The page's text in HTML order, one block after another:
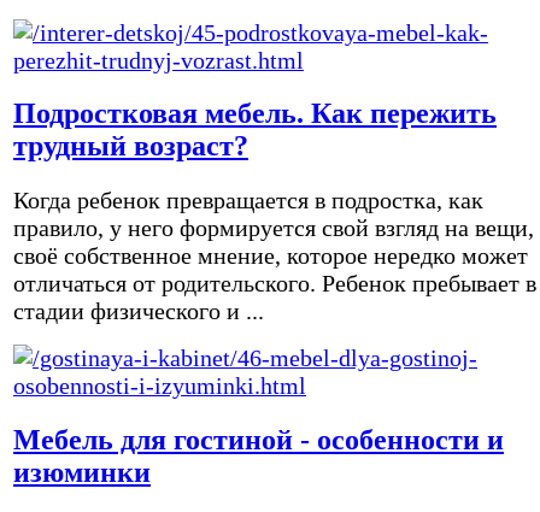
Подростковая мебель. Как пережить
трудный возраст?
Когда ребенок превращается в подростка, как
правило, у него формируется свой взгляд на вещи,
своё собственное мнение, которое нередко может
отличаться от родительского. Ребенок пребывает в
стадии физического и ...
Мебель для гостиной - особенности и
изюминки